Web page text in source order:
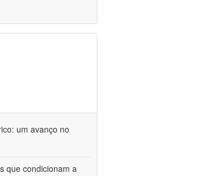
um avanço no
que condicionam a